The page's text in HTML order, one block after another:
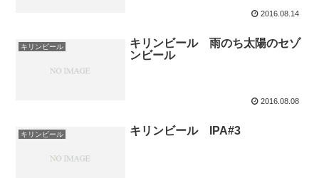
2016.08.14
キリンビール
キリンビール 雨のち太陽のセゾ
ンビール
2016.08.08
キリンビール キリンビール IPA#3